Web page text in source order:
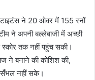
ने 20 ओवर में 155 रनों
ने अपनी बल्लेबाजी में अच्छी
स्कोर तक नहीं पहुंच सकी।
ने बनाने की कोशिश की,
सँभल नहीं सके।